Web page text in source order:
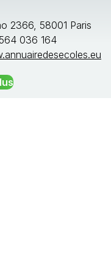
2366, 58001 Paris
036 164